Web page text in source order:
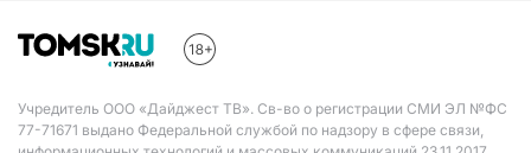
Учредитель ООО «Дайджест ТВ». Св-во о регистрации СМИ ЭЛ №ФС
77-71671 выдано Федеральной службой по надзору в сфере связи,